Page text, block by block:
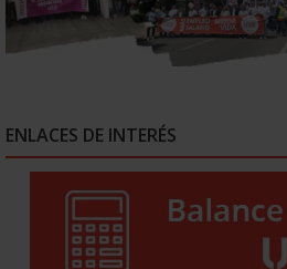
ENLACES DE INTERÉS